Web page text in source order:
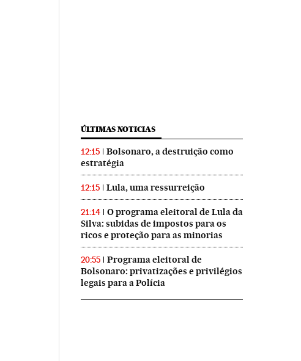
ÚLTIMAS NOTICIAS
12:15
Bolsonaro, a destruição como
estratégia
12:15 Lula, uma ressurreição
21:14
O programa eleitoral de Lula da
Silva: subidas de impostos para os
ricos e proteção para as minorias
20:55
Programa eleitoral de
Bolsonaro: privatizações e privilégios
legais para a Polícia